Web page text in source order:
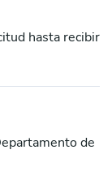
hasta recibir
de